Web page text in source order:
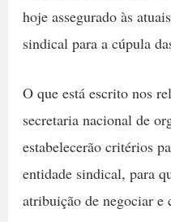
hoje assegurado às
sindical para a cúpula
O que está escrito nos
secretaria nacional de
estabelecerão critérios
entidade sindical, para
atribuição de negociar e